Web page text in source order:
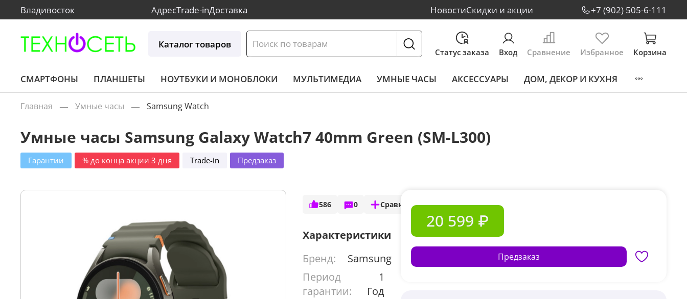
АдресTrade-inДоставка НовостиСкидки и акции
Владивосток +7 (902) 505-6-111
Каталог товаров
Статус заказа Вход Сравнение Избранное Корзина
СМАРТФОНЫ ПЛАНШЕТЫ НОУТБУКИ И МОНОБЛОКИ МУЛЬТИМЕДИА УМНЫЕ ЧАСЫ АКСЕССУАРЫ ДОМ, ДЕКОР И КУХНЯ
Главная Умные часы Samsung Watch
Гарантии % до конца акции 3 дня Trade-in Предзаказ
Умные часы Samsung Galaxy Watch7 40mm Green (SM-L300)
586 0 Сравнить
Характеристики
Бренд:
Samsung
Период
гарантии:
1
Год
20 599 ₽
Предзаказ